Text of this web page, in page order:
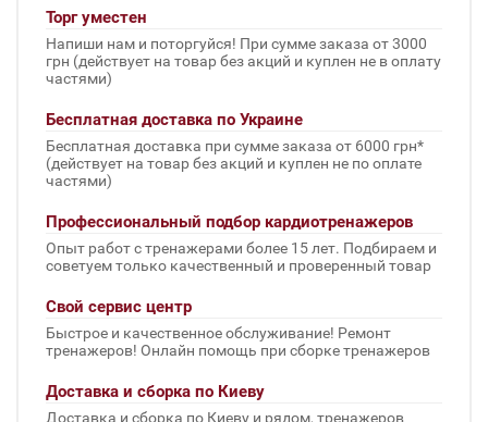
Торг уместен
Напиши нам и поторгуйся! При сумме заказа от 3000
грн (действует на товар без акций и куплен не в оплату
частями)
Бесплатная доставка по Украине
Бесплатная доставка при сумме заказа от 6000 грн*
(действует на товар без акций и куплен не по оплате
частями)
Профессиональный подбор кардиотренажеров
Опыт работ с тренажерами более 15 лет. Подбираем и
советуем только качественный и проверенный товар
Свой сервис центр
Быстрое и качественное обслуживание! Ремонт
тренажеров! Онлайн помощь при сборке тренажеров
Доставка и сборка по Киеву
Доставка и сборка по Киеву и рядом, тренажеров